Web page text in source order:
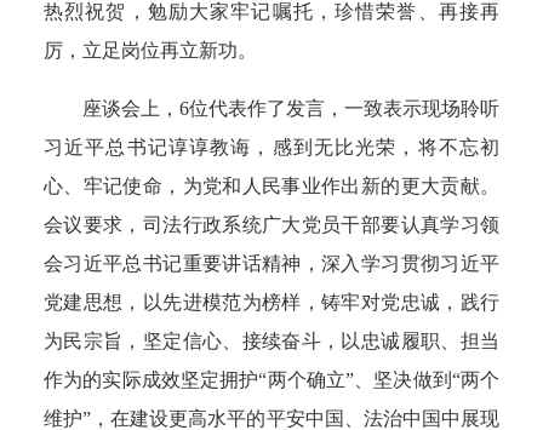
热烈祝贺，勉励大家牢记嘱托，珍惜荣誉、再接再
厉，立足岗位再立新功。
座谈会上，6位代表作了发言，一致表示现场聆听
习近平总书记谆谆教诲，感到无比光荣，将不忘初
心、牢记使命，为党和人民事业作出新的更大贡献。
会议要求，司法行政系统广大党员干部要认真学习领
会习近平总书记重要讲话精神，深入学习贯彻习近平
党建思想，以先进模范为榜样，铸牢对党忠诚，践行
为民宗旨，坚定信心、接续奋斗，以忠诚履职、担当
作为的实际成效坚定拥护“两个确立”、坚决做到“两个
维护”，在建设更高水平的平安中国、法治中国中展现